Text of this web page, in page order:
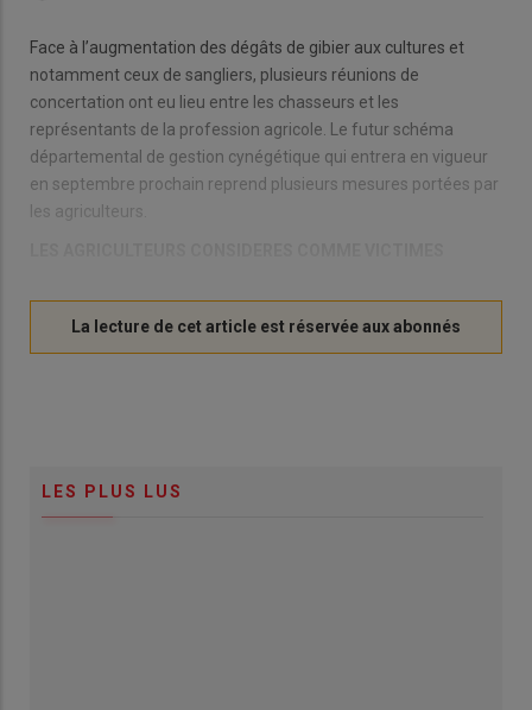
Face à l’augmentation des dégâts de gibier aux cultures et
notamment ceux de sangliers, plusieurs réunions de
concertation ont eu lieu entre les chasseurs et les
représentants de la profession agricole. Le futur schéma
départemental de gestion cynégétique qui entrera en vigueur
en septembre prochain reprend plusieurs mesures portées par
les agriculteurs.
LES PLUS LUS